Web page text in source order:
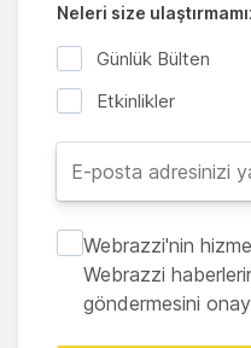
Neleri size
Günlük Bülten
Etkinlikler
Webrazzi'nin
Webrazzi
göndermesini